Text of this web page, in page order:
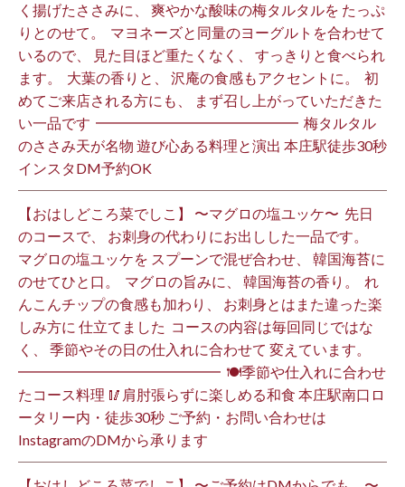
く揚げたささみに、 爽やかな酸味の梅タルタルを たっぷ
りとのせて。 ⁡ マヨネーズと同量のヨーグルトを合わせて
いるので、 見た目ほど重たくなく、 すっきりと食べられ
ます。 ⁡ 大葉の香りと、 沢庵の食感もアクセントに。 ⁡ 初
めてご来店される方にも、 まず召し上がっていただきた
い一品です️ ⁡ ━━━━━━━━━━━━━━ ⁡ 梅タルタル
のささみ天が名物 遊び心ある料理と演出 本庄駅徒歩30秒
インスタDM予約OK ⁡
【おはしどころ菜でしこ】 〜マグロの塩ユッケ〜 ⁡ 先日
のコースで、 お刺身の代わりにお出しした一品です。 ⁡
マグロの塩ユッケを スプーンで混ぜ合わせ、 韓国海苔に
のせてひと口。 ⁡ マグロの旨みに、 韓国海苔の香り。 ⁡ れ
んこんチップの食感も加わり、 お刺身とはまた違った楽
しみ方に 仕立てました️ ⁡ コースの内容は毎回同じではな
く、 季節やその日の仕入れに合わせて 変えています。 ⁡
━━━━━━━━━━━━━━ ⁡ 🍽季節や仕入れに合わせ
たコース料理 🥢肩肘張らずに楽しめる和食 本庄駅南口ロ
ータリー内・徒歩30秒 ご予約・お問い合わせは
InstagramのDMから承ります ⁡